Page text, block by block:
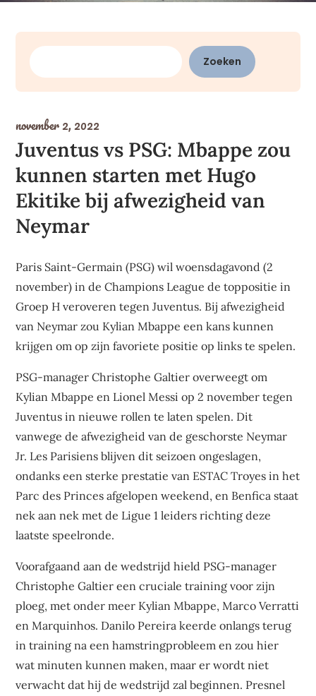
Zoeken
Zoeken
november 2, 2022
Juventus vs PSG: Mbappe zou
kunnen starten met Hugo
Ekitike bij afwezigheid van
Neymar
Paris Saint-Germain (PSG) wil woensdagavond (2
november) in de Champions League de toppositie in
Groep H veroveren tegen Juventus. Bij afwezigheid
van Neymar zou Kylian Mbappe een kans kunnen
krijgen om op zijn favoriete positie op links te spelen.
PSG-manager Christophe Galtier overweegt om
Kylian Mbappe en Lionel Messi op 2 november tegen
Juventus in nieuwe rollen te laten spelen. Dit
vanwege de afwezigheid van de geschorste Neymar
Jr. Les Parisiens blijven dit seizoen ongeslagen,
ondanks een sterke prestatie van ESTAC Troyes in het
Parc des Princes afgelopen weekend, en Benfica staat
nek aan nek met de Ligue 1 leiders richting deze
laatste speelronde.
Voorafgaand aan de wedstrijd hield PSG-manager
Christophe Galtier een cruciale training voor zijn
ploeg, met onder meer Kylian Mbappe, Marco Verratti
en Marquinhos. Danilo Pereira keerde onlangs terug
in training na een hamstringprobleem en zou hier
wat minuten kunnen maken, maar er wordt niet
verwacht dat hij de wedstrijd zal beginnen. Presnel